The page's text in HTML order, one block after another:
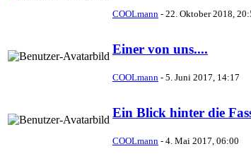
COOLmann - 22. Oktober 2018,
Einer von uns....
COOLmann - 5. Juni 2017, 14:17
Ein Blick hinter die
COOLmann - 4. Mai 2017, 06:00